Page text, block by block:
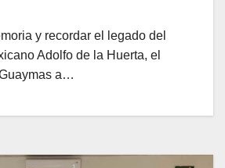
y recordar el legado del
Adolfo de la Huerta, el
a…